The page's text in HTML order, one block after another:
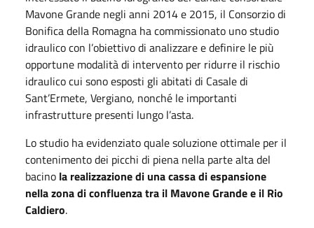
Mavone Grande negli anni 2014 e 2015, il Consorzio di
Bonifica della Romagna ha commissionato uno studio
idraulico con l’obiettivo di analizzare e definire le più
opportune modalità di intervento per ridurre il rischio
idraulico cui sono esposti gli abitati di Casale di
Sant’Ermete, Vergiano, nonché le importanti
infrastrutture presenti lungo l’asta.
Lo studio ha evidenziato quale soluzione ottimale per il
contenimento dei picchi di piena nella parte alta del
bacino la realizzazione di una cassa di espansione
nella zona di confluenza tra il Mavone Grande e il Rio
Caldiero.